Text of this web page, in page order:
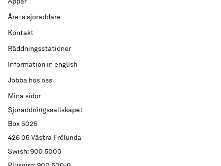
Sjöräddningssällskapet
Box 5025
426 05 Västra Frölunda
Swish: 900 5000
Årets sjöräddare
Kontakt
Räddningsstationer
Information in english
Jobba hos oss
Mina sidor